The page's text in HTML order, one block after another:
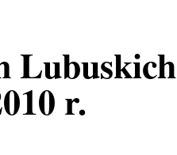
Lubuskich
r.